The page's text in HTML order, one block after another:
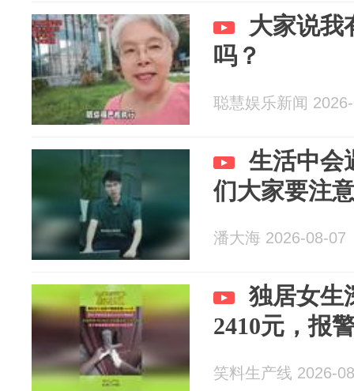
大家说我
吗？
聪慧娱乐新闻
生活中会
们大家要注
潘大海 2026-08-07
独居女生
2410元，报
笑料生产线 2026-